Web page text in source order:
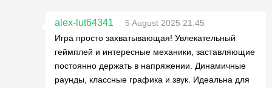
alex-lut64341
5 August 2025 21:45
Игра просто захватывающая! Увлекательный
геймплей и интересные механики, заставляющие
постоянно держать в напряжении. Динамичные
раунды, классные графика и звук. Идеальна для